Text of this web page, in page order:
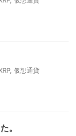
, 仮想通貨
。